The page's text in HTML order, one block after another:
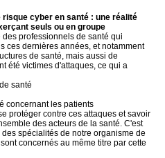
risque cyber en santé : une réalité
seuls ou en groupe
professionnels de santé qui
ces dernières années, et notamment
de santé, mais aussi de
été victimes d'attaques, ce qui a
santé
concernant les patients
protéger contre ces attaques et savoir
des acteurs de la santé. C'est
spécialités de notre organisme de
concernés au même titre par cette